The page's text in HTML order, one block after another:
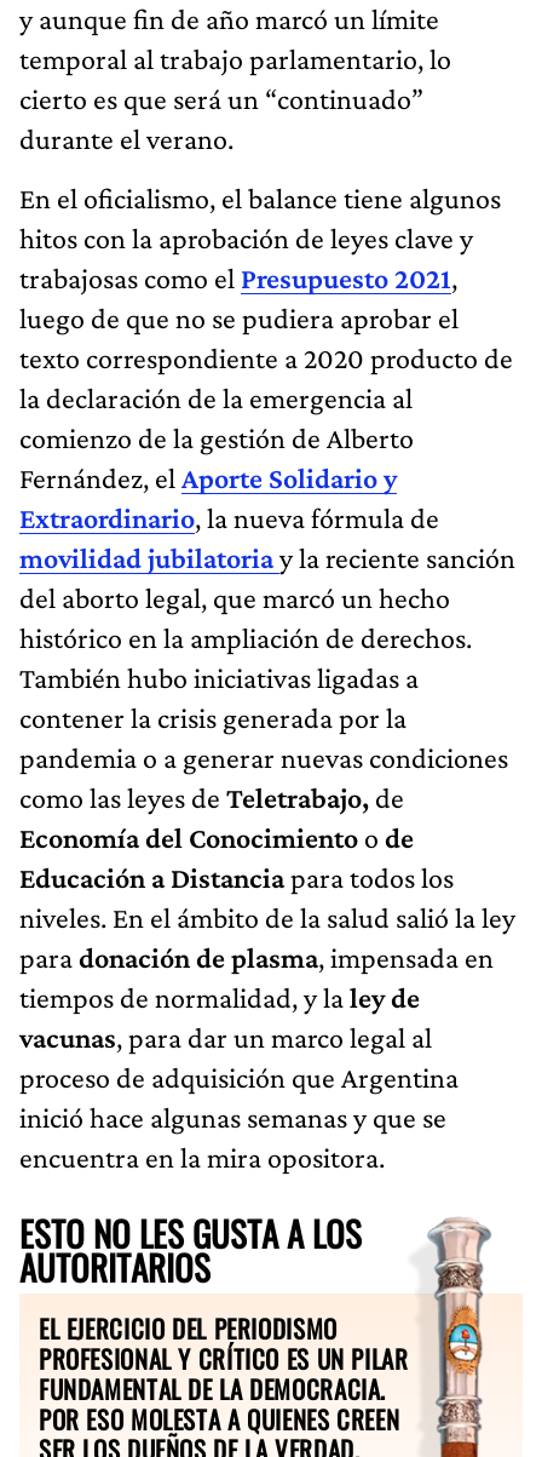
y aunque fin de año marcó un límite
temporal al trabajo parlamentario, lo
cierto es que será un “continuado”
durante el verano.
En el oficialismo, el balance tiene algunos
hitos con la aprobación de leyes clave y
trabajosas como el Presupuesto 2021,
luego de que no se pudiera aprobar el
texto correspondiente a 2020 producto de
la declaración de la emergencia al
comienzo de la gestión de Alberto
Fernández, el Aporte Solidario y
Extraordinario, la nueva fórmula de
movilidad jubilatoriay la reciente sanción
del aborto legal, que marcó un hecho
histórico en la ampliación de derechos.
También hubo iniciativas ligadas a
contener la crisis generada por la
pandemia o a generar nuevas condiciones
como las leyes de Teletrabajo, de
Economía del Conocimiento o de
Educación a Distanciapara todos los
niveles. En el ámbito de la salud salió la ley
paradonación de plasma, impensada en
tiempos de normalidad, y laley de
vacunas, para dar un marco legal al
proceso de adquisición que Argentina
inició hace algunas semanas y que se
encuentra en la mira opositora.
ESTO NO LES GUSTA A LOS
AUTORITARIOS
EL EJERCICIO DEL PERIODISMO
PROFESIONAL Y CRÍTICO ES UN PILAR
FUNDAMENTAL DE LA DEMOCRACIA.
POR ESO MOLESTA A QUIENES CREEN
SER LOS DUEÑOS DE LA VERDAD.